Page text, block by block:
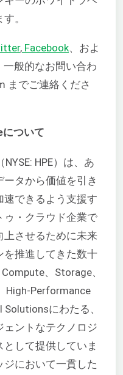
。
, Facebook、およ
一般的なお問い合わ
までご連絡くださ
ついて
HPE）は、あ
タから価値を引き
速できるよう支援す
ゥ・クラウド企業で
上させるために未来
を推進してきた数十
、Storage、
High-Performance
にわたる、
ントなテクノロジ
して提供していま
において一貫した